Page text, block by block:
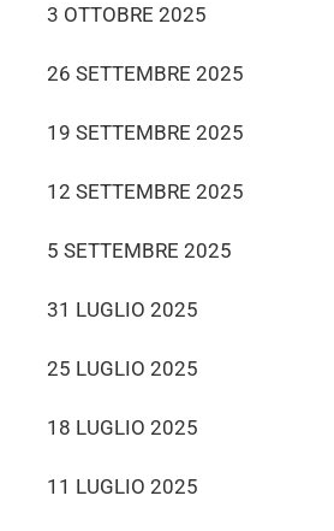
3 OTTOBRE 2025
26 SETTEMBRE 2025
19 SETTEMBRE 2025
12 SETTEMBRE 2025
5 SETTEMBRE 2025
31 LUGLIO 2025
25 LUGLIO 2025
18 LUGLIO 2025
11 LUGLIO 2025